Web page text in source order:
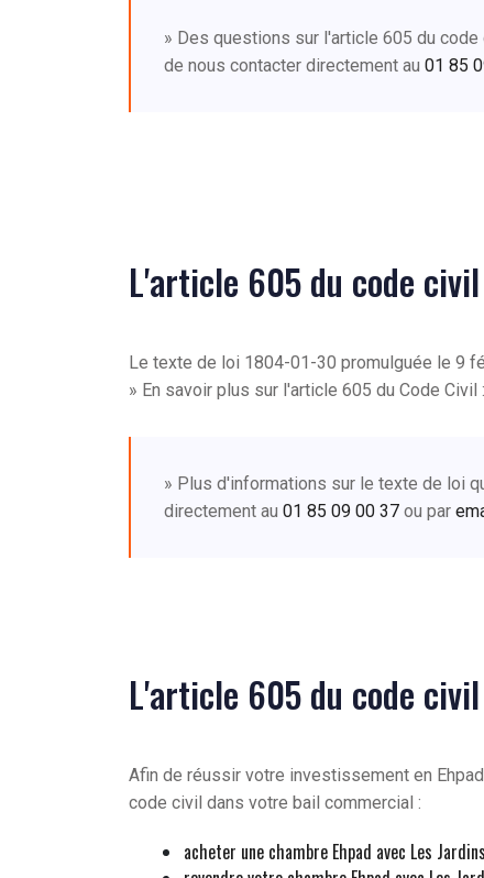
» Des questions sur l'article 605 du
de nous contacter directement au 01 85
L'article 605 du code
Le texte de loi 1804-01-30 promulguée le 9
» En savoir plus sur l'article 605 du Code Civil :
» Plus d'informations sur le texte de loi
directement au 01 85 09 00 37 ou par
L'article 605 du code
Afin de réussir votre investissement en
code civil dans votre bail commercial :
acheter une chambre Ehpad avec Les